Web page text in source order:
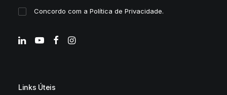
Concordo com aPolítica de Privacidade.
Links Úteis